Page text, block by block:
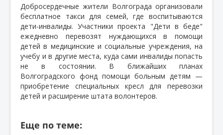
Добросердечные жители Волгограда организовали
бесплатное такси для семей, где воспитываются
дети-инвалиды. Участники проекта "Дети в беде"
ежедневно перевозят нуждающихся в помощи
детей в медицинские и социальные учреждения, на
учебу и в другие места, куда сами инвалиды попасть
не в состоянии. В ближайших планах
Волгоградского фонд помощи больным детям —
приобретение специальных кресл для перевозки
детей и расширение штата волонтеров.
Еще по теме: